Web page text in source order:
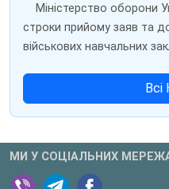
Міністерство оборони
строки прийому заяв та
військових навчальних
МИ У СОЦІАЛЬНИХ